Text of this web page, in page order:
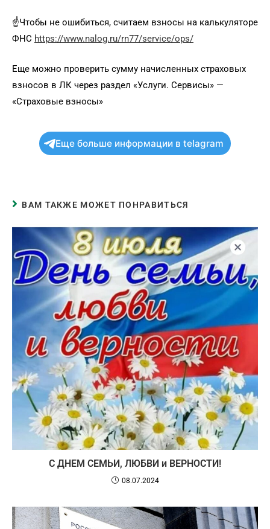
☝️Чтобы не ошибиться, считаем взносы на калькуляторе
ФНС https://www.nalog.ru/rn77/service/ops/
Еще можно проверить сумму начисленных страховых
взносов в ЛК через раздел «Услуги. Сервисы» —
«Страховые взносы»
Еще больше информации в telagram
ВАМ ТАКЖЕ МОЖЕТ ПОНРАВИТЬСЯ
С ДНЕМ СЕМЬИ, ЛЮБВИ и ВЕРНОСТИ!
08.07.2024